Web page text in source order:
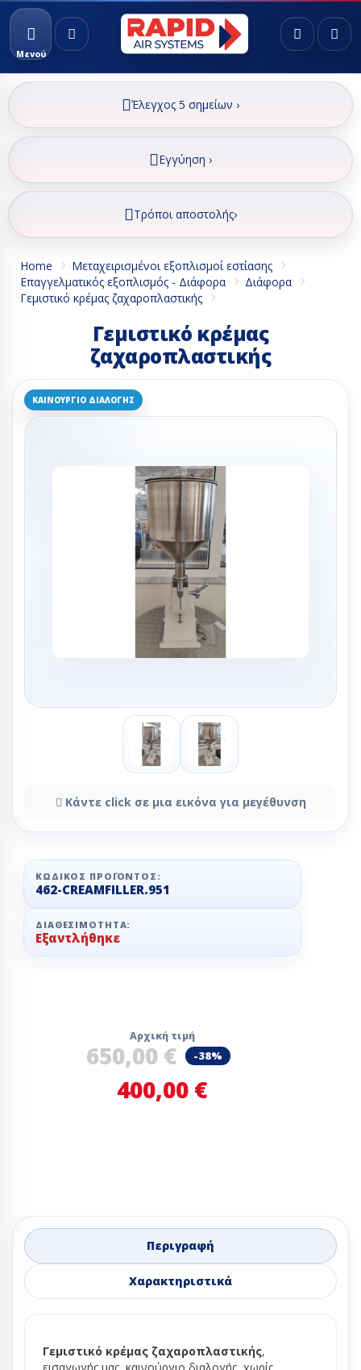
Μενού
Έλεγχος 5 σημείων ›
Εγγύηση ›
Τρόποι αποστολής›
Home
Μεταχειρισμένοι εξοπλισμοί εστίασης
Επαγγελματικός εξοπλισμός - Διάφορα
Διάφορα
Γεμιστικό κρέμας ζαχαροπλαστικής
Γεμιστικό κρέμας
ζαχαροπλαστικής
ΚΑΙΝΟΎΡΓΙΟ ΔΙΑΛΟΓΉΣ
Κάντε click σε μια εικόνα για μεγέθυνση
ΚΩΔΙΚΌΣ ΠΡΟΪΌΝΤΟΣ:
462-CREAMFILLER.951
ΔΙΑΘΕΣΙΜΌΤΗΤΑ:
Εξαντλήθηκε
Αρχική τιμή
650,00 € -38%
400,00 €
Περιγραφή
Χαρακτηριστικά
Γεμιστικό κρέμας ζαχαροπλαστικής,